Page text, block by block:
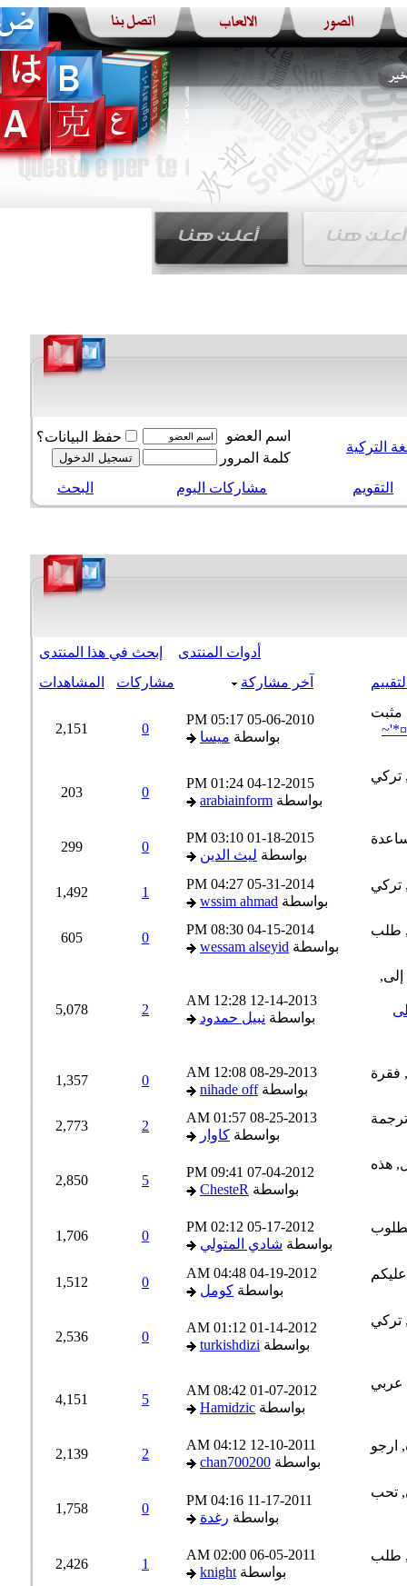
التركية
اسم العضو
حفظ البيانات؟
كلمة المرور
التقويم
مشاركات اليوم البحث
أدوات المنتدى
إبحث في هذا المنتدى
آخر مشاركة مشاركات المشاهدات
05-06-2010
05:17 PM
بواسطةميسا
2,151
04-12-2015
01:24 PM
بواسطةarabiainform
203
01-18-2015
03:10 PM
بواسطةليث الدين
299
05-31-2014
04:27 PM
بواسطةwssim ahmad
1,492
04-15-2014
08:30 PM
بواسطةwessam alseyid
605
12-14-2013
12:28 AM
بواسطةنبيل حمدود
5,078
08-29-2013
12:08 AM
بواسطةnihade off
1,357
08-25-2013
01:57 AM
بواسطةكاوار
2,773
07-04-2012
09:41 PM
بواسطةChesteR
2,850
05-17-2012
02:12 PM
بواسطةشادي المتولي
1,706
04-19-2012
04:48 AM
بواسطةكومل
1,512
01-14-2012
01:12 AM
بواسطةturkishdizi
2,536
01-07-2012
08:42 AM
بواسطةHamidzic
4,151
12-10-2011
04:12 AM
بواسطةchan700200
2,139
11-17-2011
04:16 PM
بواسطةرغدة
1,758
06-05-2011
02:00 AM
بواسطةknight
2,426